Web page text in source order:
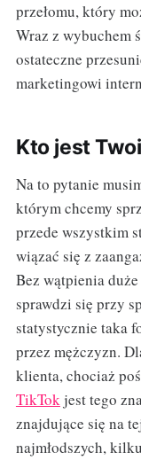
przełomu, który
Wraz z wybuchem
ostateczne
marketingowi
Kto jest
Na to pytanie
którym chcemy
przede wszystkim
wiązać się z
Bez wątpienia
sprawdzi się przy
statystycznie taka
przez mężczyzn.
klienta, chociaż
TikTokjest tego
znajdujące się na
najmłodszych,